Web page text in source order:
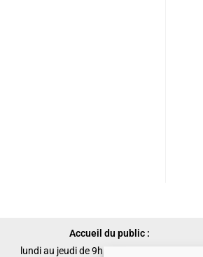
Accueil du public :
lundi au jeudi de 9h à 12h et de 14h à 17h